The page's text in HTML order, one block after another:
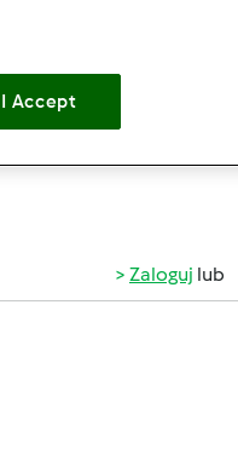
jest również tutaj na
Zaloguj lub
I Accept